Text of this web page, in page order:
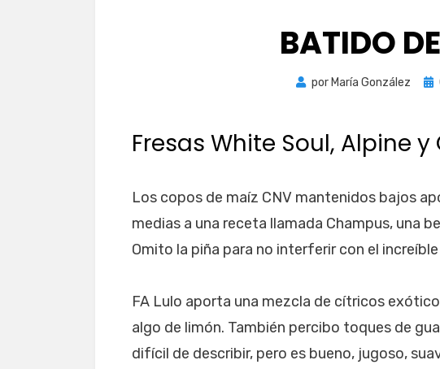
BATIDO
por María González
Fresas White Soul, Alpine
Los copos de maíz CNV mantenidos bajos
medias a una receta llamada Champus, una
Omito la piña para no interferir con el
FA Lulo aporta una mezcla de cítricos
algo de limón. También percibo toques de
difícil de describir, pero es bueno, jugoso,